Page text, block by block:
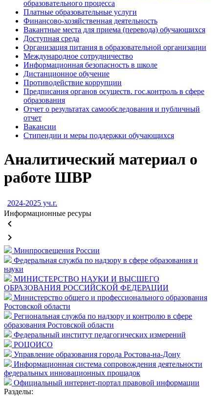
образовательного процесса
Платные образовательные услуги
Финансово-хозяйственная деятельность
Вакантные места для приема (перевода) обучающихся
Доступная среда
Организация питания в образовательной организации
Международное сотрудничество
Информационная безопасность в школе
Дистанционное обучение
Противодействие коррупции
Предписания органов осуществ. гос.контроль в сфере
образования
Отчет о результатах самообследования и публичный
отчет
Вакансии
Стипендии и меры поддержки обучающихся
Аналитический материал о
работе ШВР
2024-2025 уч.г.
Информационные ресуры
keyboard_arrow_left
keyboard_arrow_right
Минпросвещения России
Федеральная служба по надзору в сфере образования и
науки
МИНИСТЕРСТВО НАУКИ И ВЫСШЕГО
ОБРАЗОВАНИЯ РОССИЙСКОЙ ФЕДЕРАЦИИ
Министерство общего и профессионального образования
Ростовской области
Региональная служба по надзору и контролю в сфере
образования Ростовской области
Федеральный институт педагогических измерений
РОЦОИСО
Управление образования города Ростова-на-Дону
Информационная система сопровождения деятельности
федеральных инновационных прощадок
Официальный интернет-портал правовой информации
Разделы: